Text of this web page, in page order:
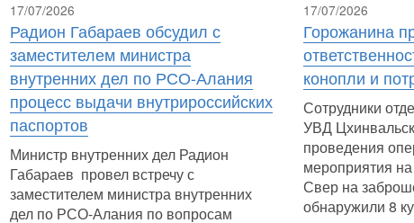
17/07/2026
Радион Габараев обсудил с
заместителем министра
внутренних дел по РСО-Алания
процесс выдачи внутрироссийских
паспортов
Министр внутренних дел Радион
Габараев провел встречу с
заместителем министра внутренних
дел по РСО-Алания по вопросам
17/07/2026
Горожанина
конопли и
Сотрудники
УВД
проведения
мероприятия
Свер на
обнаружили 8